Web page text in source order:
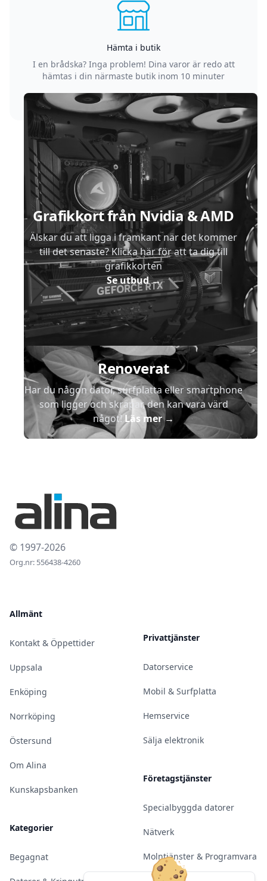
Hämta i butik
I en brådska? Inga problem! Dina varor är redo att
hämtas i din närmaste butik inom 10 minuter
Grafikkort från Nvidia & AMD
Älskar du att ligga i framkant när det kommer
till det senaste? Klicka här för att ta dig till
grafikkorten
Se utbud→
Renoverat
Har du någon dator, surfplatta eller smartphone
som ligger och skräpar, den kan vara värd
något!Läs mer→
© 1997-2026
Org.nr: 556438-4260
Allmänt
Kontakt & Öppettider
Uppsala
Enköping
Norrköping
Östersund
Om Alina
Kunskapsbanken
Kategorier
Begagnat
Privattjänster
Datorservice
Mobil & Surfplatta
Hemservice
Sälja elektronik
Företagstjänster
Specialbyggda datorer
Nätverk
Molntjänster & Programvara